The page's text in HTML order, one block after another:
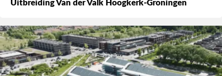
Uitbreiding Van der Valk Hoogkerk-Groningen